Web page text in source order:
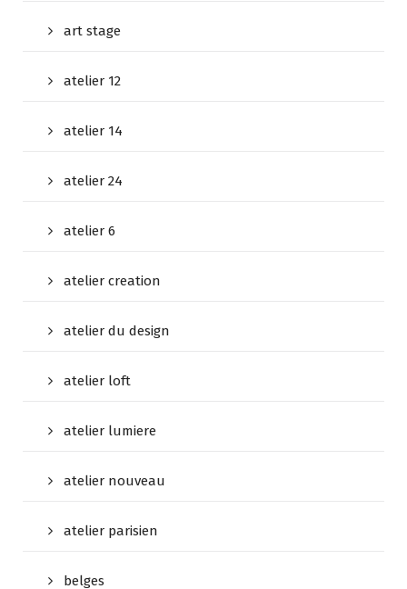
art stage
atelier 12
atelier 14
atelier 24
atelier 6
atelier creation
atelier du design
atelier loft
atelier lumiere
atelier nouveau
atelier parisien
belges